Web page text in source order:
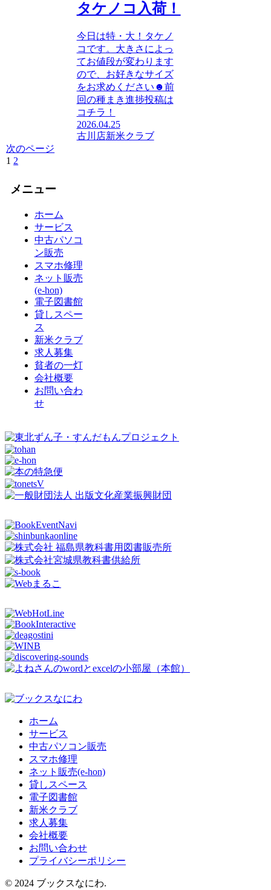
タケノコ入荷！
今日は特・大！タケノ
コです。大きさによっ
てお値段が変わります
ので、お好きなサイズ
をお求めください☻前
回の種まき進捗投稿は
コチラ！
2026.04.25
古川店新米クラブ
次のページ
1 2
メニュー
ホーム
サービス
中古パソコ
ン販売
スマホ修理
ネット販売
(e-hon)
電子図書館
貸しスペー
ス
新米クラブ
求人募集
貧者の一灯
会社概要
お問い合わ
せ
ホーム
サービス
中古パソコン販売
スマホ修理
ネット販売(e-hon)
貸しスペース
電子図書館
新米クラブ
求人募集
会社概要
お問い合わせ
プライバシーポリシー
© 2024 ブックスなにわ.